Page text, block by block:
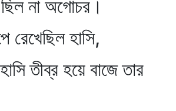
না অগোচর।
হাসি,
তীব্র হয়ে বাজে তার